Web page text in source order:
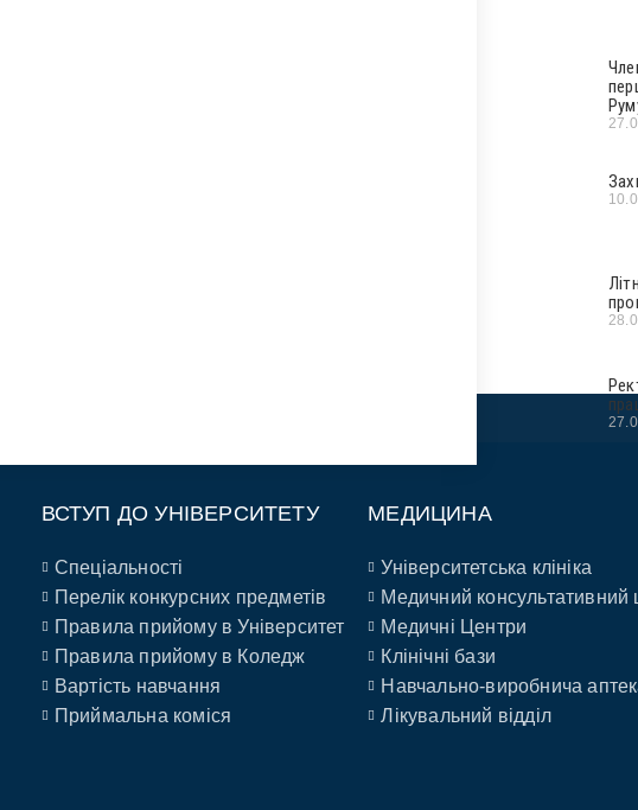
ВСТУП ДО УНІВЕРСИТЕТУ
Спеціальності
Перелік конкурсних предметів
Правила прийому в Університет
Правила прийому в Коледж
Вартість навчання
Приймальна коміся
МЕДИЦИНА
Університетська клініка
Медичний консультативний
Медичні Центри
Клінічні бази
Навчально-виробнича
Лікувальний відділ